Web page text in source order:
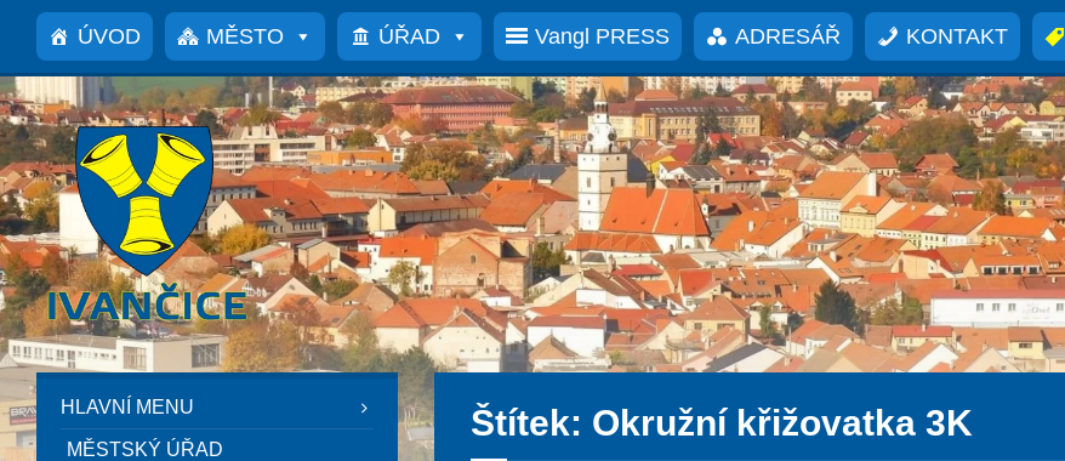
Přeskočit
obsah
Přeskočit
panel
Přeskočit
pravý
panel
Přeskočit
patičku
ÚVOD MĚSTO ÚŘAD Vangl PRESS ADRESÁŘ KONTAKT
Štítek: Okružní křižovatka 3K
HLAVNÍ MENU
MĚSTSKÝ ÚŘAD